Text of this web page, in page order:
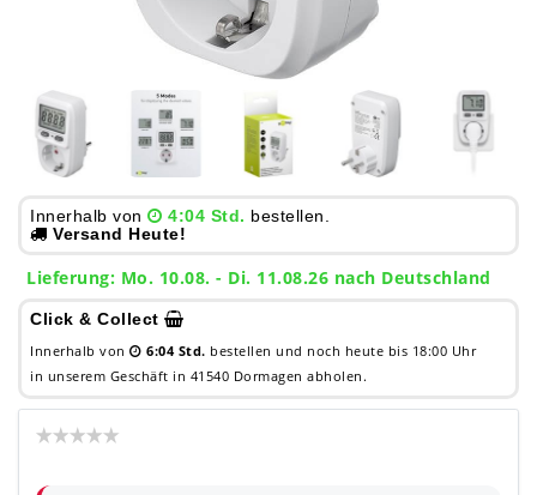
Innerhalb von 4:04 Std. bestellen.
Versand Heute!
Lieferung: Mo. 10.08. - Di. 11.08.26 nach Deutschland
Click & Collect
Innerhalb von 6:04 Std. bestellen und noch heute bis 18:00 Uhr
in unserem Geschäft in 41540 Dormagen abholen.